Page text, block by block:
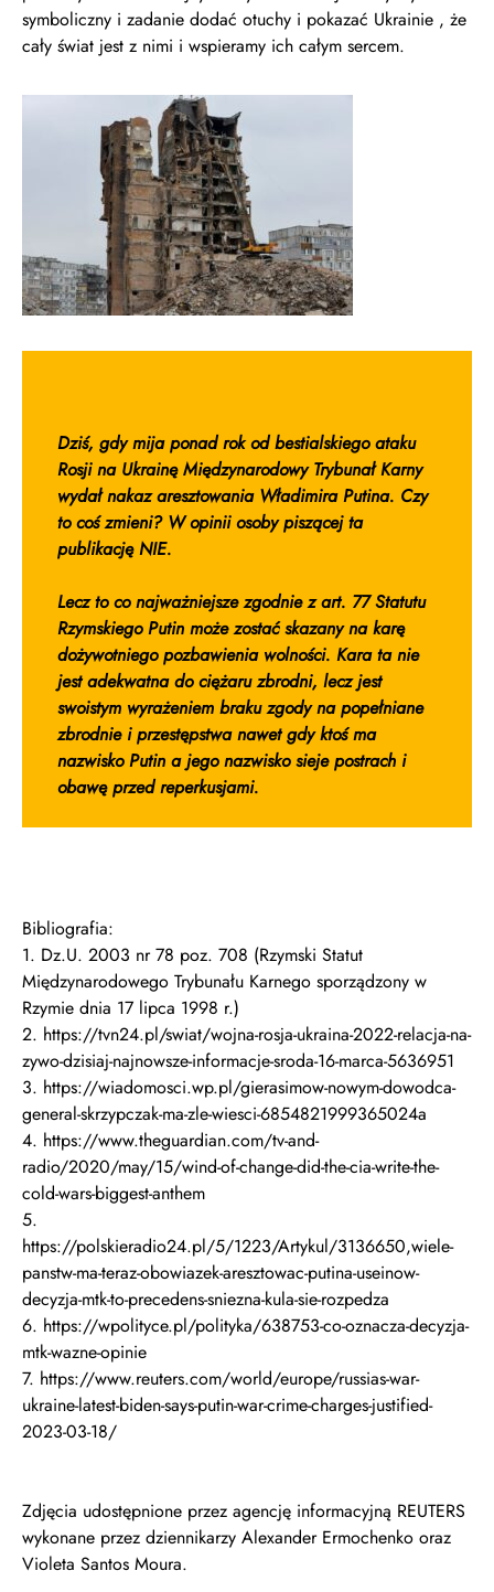
symboliczny i zadanie dodać otuchy i pokazać Ukrainie , że
cały świat jest z nimi i wspieramy ich całym sercem.
Dziś, gdy mija ponad rok od bestialskiego ataku
Rosji na Ukrainę Międzynarodowy Trybunał Karny
wydał nakaz aresztowania Władimira Putina. Czy
to coś zmieni? W opinii osoby piszącej ta
publikację NIE.
Lecz to co najważniejsze zgodnie z art. 77 Statutu
Rzymskiego Putin może zostać skazany na karę
dożywotniego pozbawienia wolności. Kara ta nie
jest adekwatna do ciężaru zbrodni, lecz jest
swoistym wyrażeniem braku zgody na popełniane
zbrodnie i przestępstwa nawet gdy ktoś ma
nazwisko Putin a jego nazwisko sieje postrach i
obawę przed reperkusjami.
Bibliografia:
1. Dz.U. 2003 nr 78 poz. 708 (Rzymski Statut
Międzynarodowego Trybunału Karnego sporządzony w
Rzymie dnia 17 lipca 1998 r.)
2. https://tvn24.pl/swiat/wojna-rosja-ukraina-2022-relacja-na-
zywo-dzisiaj-najnowsze-informacje-sroda-16-marca-5636951
3. https://wiadomosci.wp.pl/gierasimow-nowym-dowodca-
general-skrzypczak-ma-zle-wiesci-6854821999365024a
4. https://www.theguardian.com/tv-and-
radio/2020/may/15/wind-of-change-did-the-cia-write-the-
cold-wars-biggest-anthem
5.
https://polskieradio24.pl/5/1223/Artykul/3136650,wiele-
panstw-ma-teraz-obowiazek-aresztowac-putina-useinow-
decyzja-mtk-to-precedens-sniezna-kula-sie-rozpedza
6. https://wpolityce.pl/polityka/638753-co-oznacza-decyzja-
mtk-wazne-opinie
7. https://www.reuters.com/world/europe/russias-war-
ukraine-latest-biden-says-putin-war-crime-charges-justified-
2023-03-18/
Zdjęcia udostępnione przez agencję informacyjną REUTERS
wykonane przez dziennikarzy Alexander Ermochenko oraz
Violeta Santos Moura.